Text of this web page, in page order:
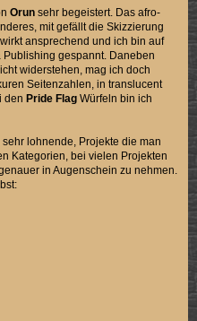
Orun sehr begeistert. Das afro-
mit gefällt die Skizzierung
ansprechend und ich bin auf
gespannt. Daneben
widerstehen, mag ich doch
Seitenzahlen, in translucent
den Pride Flag Würfeln bin ich
lohnende, Projekte die man
Kategorien, bei vielen Projekten
in Augenschein zu nehmen.